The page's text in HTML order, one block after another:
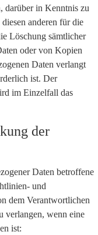
darüber in Kenntnis zu
anderen für die
Löschung sämtlicher
oder von Kopien
Daten verlangt
ist. Der
im Einzelfall das
der
Daten betroffene
und
dem Verantwortlichen
verlangen, wenn eine
ist: